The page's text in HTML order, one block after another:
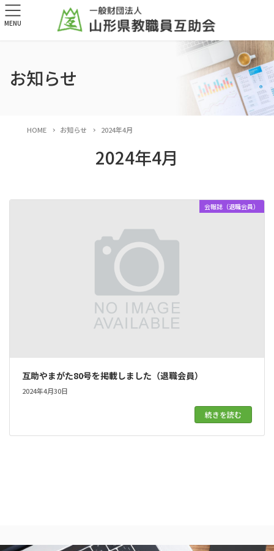
お知らせ
HOME お知らせ 2024年4月
2024年4月
会報誌（退職会員）
互助やまがた80号を掲載しました（退職会員）
2024年4月30日
続きを読む
MENU